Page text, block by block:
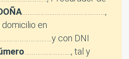
……………………………………….,
en
con DNI
…………………….., tal y